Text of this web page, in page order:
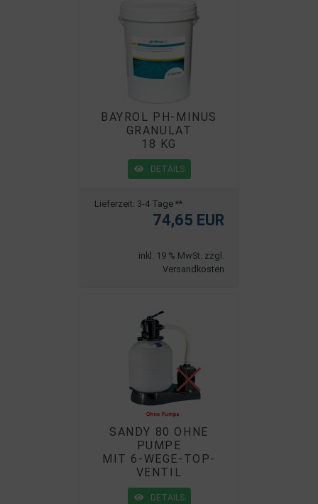
BAYROL PH-MINUS
GRANULAT
18 KG
DETAILS
Lieferzeit: 3-4 Tage **
74,65 EUR
inkl. 19 % MwSt. zzgl.
Versandkosten
SANDY 80 OHNE
PUMPE
MIT 6-WEGE-TOP-
VENTIL
DETAILS